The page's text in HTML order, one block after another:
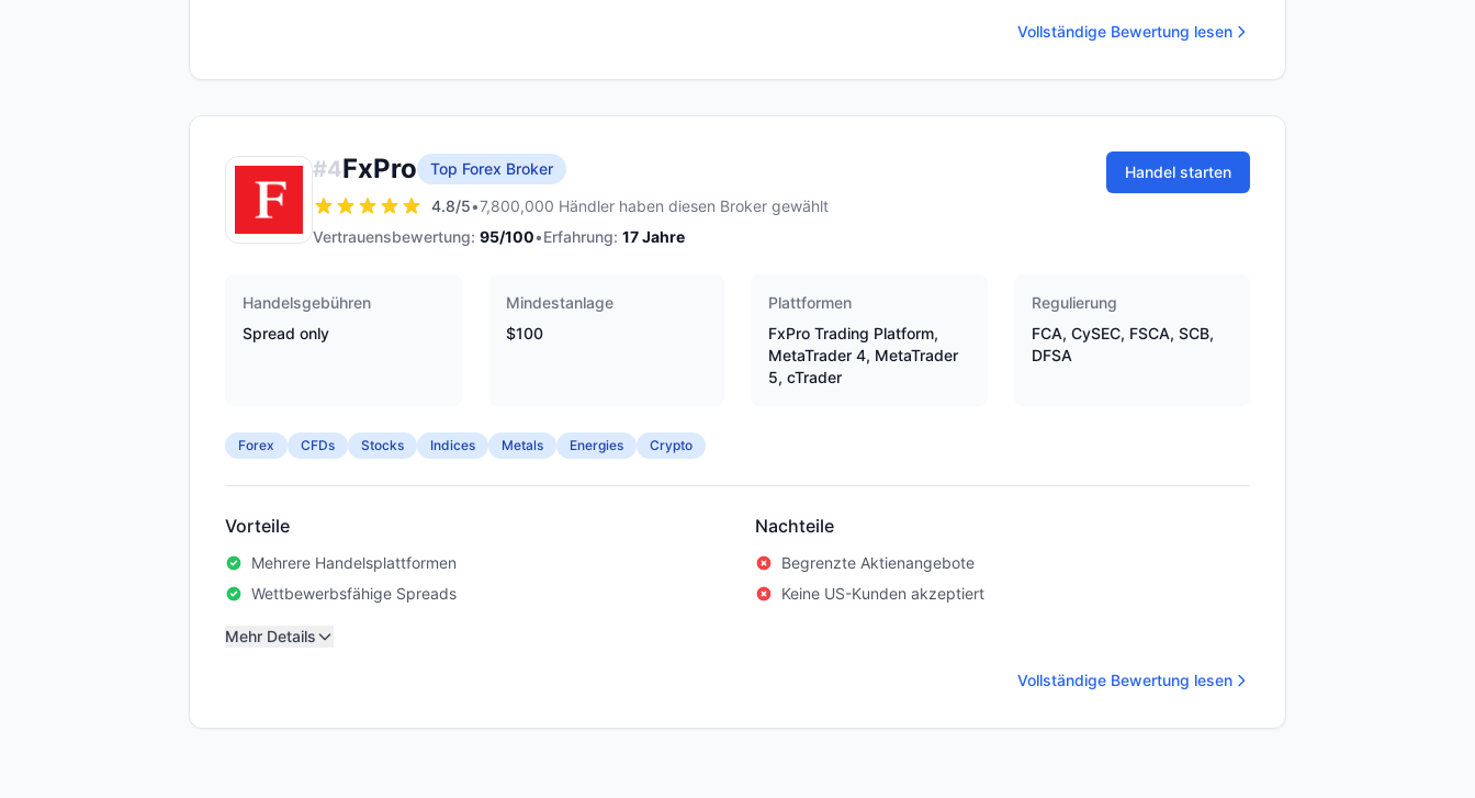
Vollständige Bewertung lesen
#4FxPro
Top Forex Broker
4.8/5•7,800,000 Händler haben diesen Broker gewählt
Vertrauensbewertung: 95/100•Erfahrung: 17Jahre
Handel starten
Handelsgebühren
Spread only
Mindestanlage
$100
Plattformen
FxPro Trading Platform,
MetaTrader 4, MetaTrader
5, cTrader
Regulierung
FCA, CySEC, FSCA, SCB,
DFSA
Forex CFDs Stocks Indices Metals Energies Crypto
Vorteile
Mehrere Handelsplattformen
Wettbewerbsfähige Spreads
Nachteile
Begrenzte Aktienangebote
Keine US-Kunden akzeptiert
Mehr Details
Vollständige Bewertung lesen